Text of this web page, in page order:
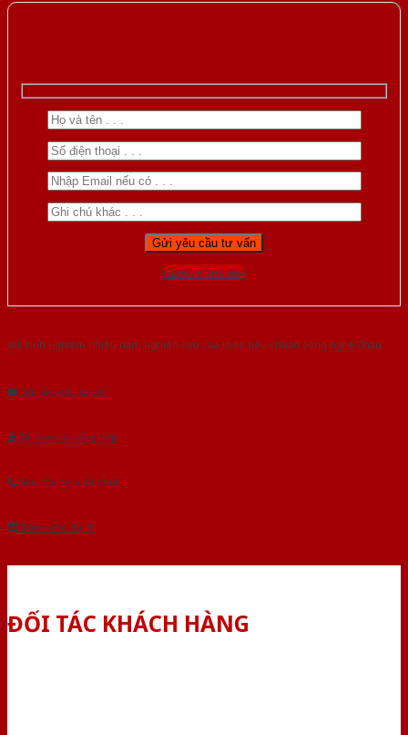
Gọi 0976.169.864
Với kinh nghiệm nhiêu năm nghiên cứu cửa theo tiêu chuẩn công nghệ Châu
Gửi yêu cầu tư vấn
Tải báo giá tổng hợp
Yêu cầu gọi lại (3 phút)
Dành cho đại lý
ĐỐI TÁC KHÁCH HÀNG